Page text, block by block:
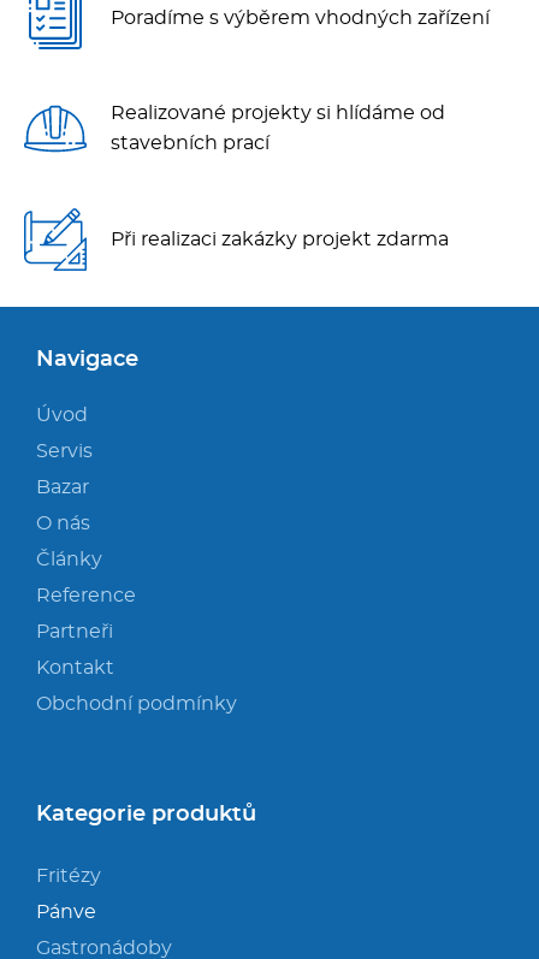
Poradíme s výběrem vhodných zařízení
Realizované projekty si hlídáme od
stavebních prací
Při realizaci zakázky projekt zdarma
Navigace
Úvod
Servis
Bazar
O nás
Články
Reference
Partneři
Kontakt
Obchodní podmínky
Kategorie produktů
Fritézy
Pánve
Gastronádoby